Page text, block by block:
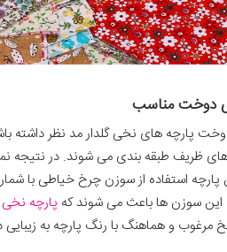
دوخت مناسب
دوخت پارچه های نخی گلدار مد نظر
های ظریف طبقه بندی می شوند. در
این سوزن ها باعث می شوند که پارچه نخی
مرغوب و هماهنگ با رنگ پارچه به